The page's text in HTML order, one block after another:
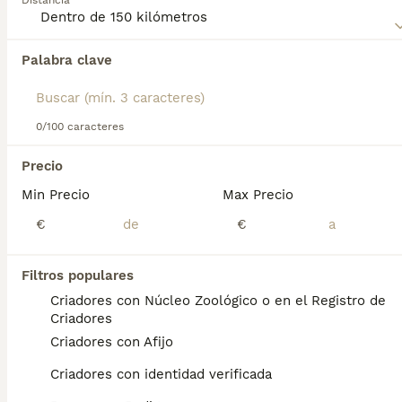
Palabra clave
0/100 caracteres
Precio
Min Precio
€
Max Precio
€
Filtros populares
Criadores con Núcleo Zoológico o en el Registro de
Criadores
Criadores con Afijo
Criadores con identidad verificada
preescolar.
Encontramos 0 Morkie Perros en adopcion en
Si deseas exactamente esta búsqueda guarda tu
búsqueda y espera el resultado perfecto:
Preguntas frecuentes
¿Cuánto vale un perro
morkie?
El coste de adquisición de esta raza puede
variar según factores como el pedigrí, la
reputación del criador y la ubicación